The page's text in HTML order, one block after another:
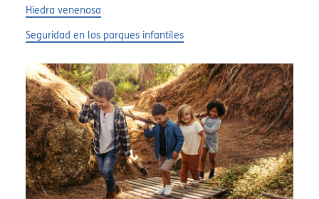
Hiedra venenosa
Seguridad en los parques infantiles